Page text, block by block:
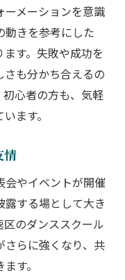
メーションを意識
動きを参考にした
す。失敗や成功を
も分かち合えるの
心者の方も、気軽
ます。
情
会やイベントが開催
露する場として大き
のダンススクール
さらに強くなり、共
す。